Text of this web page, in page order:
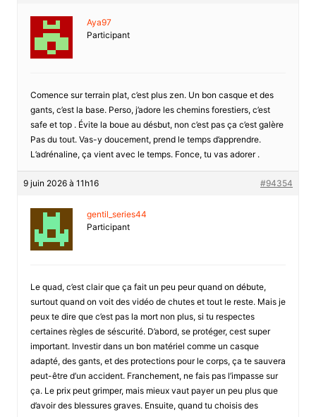
Aya97
Participant
Comence sur terrain plat, c’est plus zen. Un bon casque et des
gants, c’est la base. Perso, j’adore les chemins forestiers, c’est
safe et top . Évite la boue au désbut, non c’est pas ça c’est galère
Pas du tout. Vas-y doucement, prend le temps d’apprendre.
L’adrénaline, ça vient avec le temps. Fonce, tu vas adorer .
9 juin 2026 à 11h16 #94354
gentil_series44
Participant
Le quad, c’est clair que ça fait un peu peur quand on débute,
surtout quand on voit des vidéo de chutes et tout le reste. Mais je
peux te dire que c’est pas la mort non plus, si tu respectes
certaines règles de séscurité. D’abord, se protéger, cest super
important. Investir dans un bon matériel comme un casque
adapté, des gants, et des protections pour le corps, ça te sauvera
peut-être d’un accident. Franchement, ne fais pas l’impasse sur
ça. Le prix peut grimper, mais mieux vaut payer un peu plus que
d’avoir des blessures graves. Ensuite, quand tu choisis des